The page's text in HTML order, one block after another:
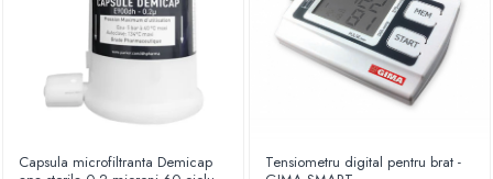
Capnometre
Lampi operatie
Negatoscoape
Holter EKG
Perfuzomate
Capsula microfiltranta Demicap
Tensiometru digital pentru brat -